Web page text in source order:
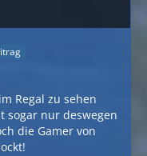
Regal zu sehen
sogar nur deswegen
die Gamer von